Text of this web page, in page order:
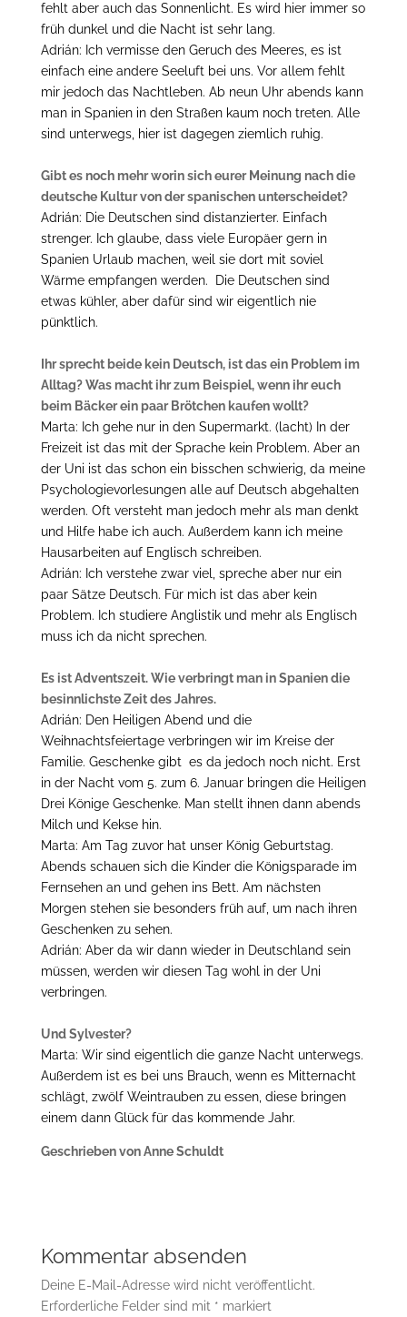
fehlt aber auch das Sonnenlicht. Es wird hier immer so
früh dunkel und die Nacht ist sehr lang.
Adrián: Ich vermisse den Geruch des Meeres, es ist
einfach eine andere Seeluft bei uns. Vor allem fehlt
mir jedoch das Nachtleben. Ab neun Uhr abends kann
man in Spanien in den Straßen kaum noch treten. Alle
sind unterwegs, hier ist dagegen ziemlich ruhig.
Gibt es noch mehr worin sich eurer Meinung nach die
deutsche Kultur von der spanischen unterscheidet?
Adrián: Die Deutschen sind distanzierter. Einfach
strenger. Ich glaube, dass viele Europäer gern in
Spanien Urlaub machen, weil sie dort mit soviel
Wärme empfangen werden. Die Deutschen sind
etwas kühler, aber dafür sind wir eigentlich nie
pünktlich.
Ihr sprecht beide kein Deutsch, ist das ein Problem im
Alltag? Was macht ihr zum Beispiel, wenn ihr euch
beim Bäcker ein paar Brötchen kaufen wollt?
Marta: Ich gehe nur in den Supermarkt. (lacht) In der
Freizeit ist das mit der Sprache kein Problem. Aber an
der Uni ist das schon ein bisschen schwierig, da meine
Psychologievorlesungen alle auf Deutsch abgehalten
werden. Oft versteht man jedoch mehr als man denkt
und Hilfe habe ich auch. Außerdem kann ich meine
Hausarbeiten auf Englisch schreiben.
Adrián: Ich verstehe zwar viel, spreche aber nur ein
paar Sätze Deutsch. Für mich ist das aber kein
Problem. Ich studiere Anglistik und mehr als Englisch
muss ich da nicht sprechen.
Es ist Adventszeit. Wie verbringt man in Spanien die
besinnlichste Zeit des Jahres.
Adrián: Den Heiligen Abend und die
Weihnachtsfeiertage verbringen wir im Kreise der
Familie. Geschenke gibt es da jedoch noch nicht. Erst
in der Nacht vom 5. zum 6. Januar bringen die Heiligen
Drei Könige Geschenke. Man stellt ihnen dann abends
Milch und Kekse hin.
Marta: Am Tag zuvor hat unser König Geburtstag.
Abends schauen sich die Kinder die Königsparade im
Fernsehen an und gehen ins Bett. Am nächsten
Morgen stehen sie besonders früh auf, um nach ihren
Geschenken zu sehen.
Adrián: Aber da wir dann wieder in Deutschland sein
müssen, werden wir diesen Tag wohl in der Uni
verbringen.
Und Sylvester?
Marta: Wir sind eigentlich die ganze Nacht unterwegs.
Außerdem ist es bei uns Brauch, wenn es Mitternacht
schlägt, zwölf Weintrauben zu essen, diese bringen
einem dann Glück für das kommende Jahr.
Geschrieben von Anne Schuldt
Kommentar absenden
Deine E-Mail-Adresse wird nicht veröffentlicht.
Erforderliche Felder sind mit * markiert